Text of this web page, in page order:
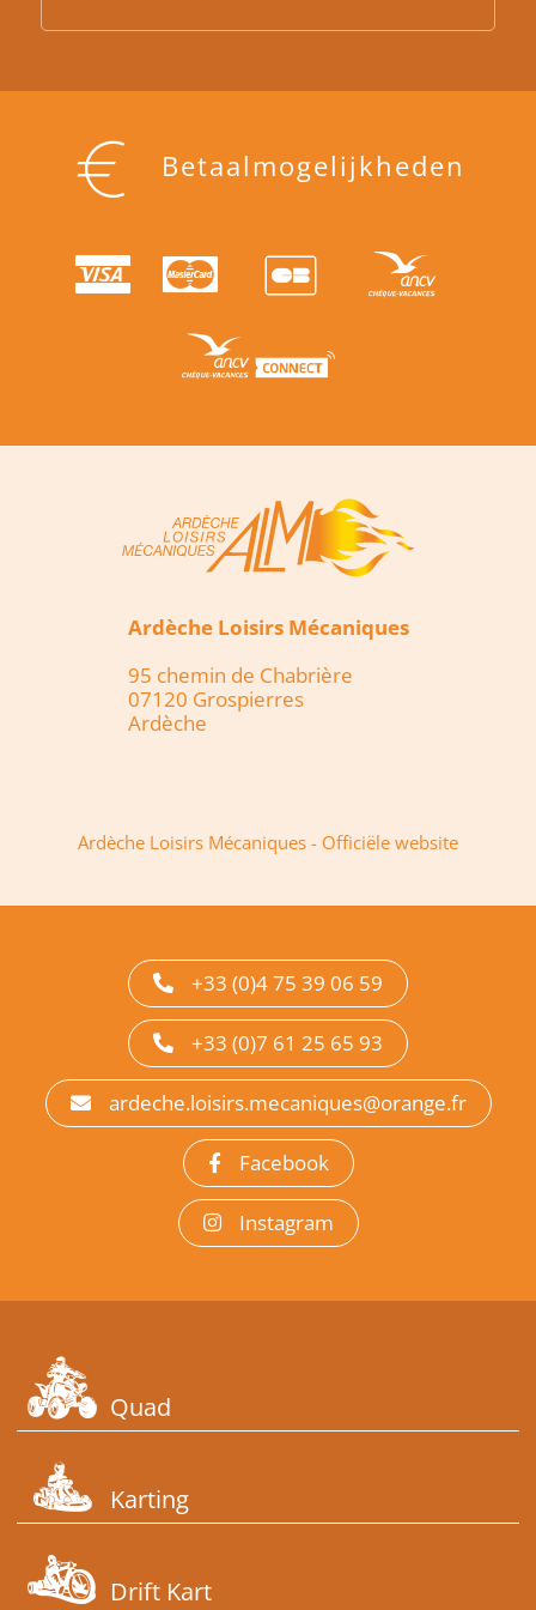
Betaalmogelijkheden
Ardèche Loisirs Mécaniques
95 chemin de Chabrière
07120 Grospierres
Ardèche
Ardèche Loisirs Mécaniques - Officiële website
+33 (0)4 75 39 06 59
+33 (0)7 61 25 65 93
ardeche.loisirs.mecaniques@orange.fr
Facebook
Instagram
Quad
Karting
Drift Kart